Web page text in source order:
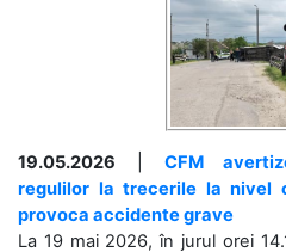
19.05.2026
CFM
regulilor la trecerile la nivel
provoca accidente grave
La 19 mai 2026, în jurul orei